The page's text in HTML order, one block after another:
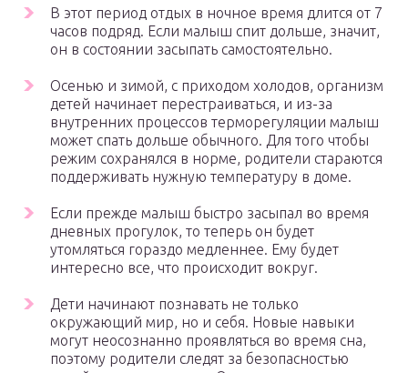
В этот период отдых в ночное время длится от 7
часов подряд. Если малыш спит дольше, значит,
он в состоянии засыпать самостоятельно.
Осенью и зимой, с приходом холодов, организм
детей начинает перестраиваться, и из-за
внутренних процессов терморегуляции малыш
может спать дольше обычного. Для того чтобы
режим сохранялся в норме, родители стараются
поддерживать нужную температуру в доме.
Если прежде малыш быстро засыпал во время
дневных прогулок, то теперь он будет
утомляться гораздо медленнее. Ему будет
интересно все, что происходит вокруг.
Дети начинают познавать не только
окружающий мир, но и себя. Новые навыки
могут неосознанно проявляться во время сна,
поэтому родители следят за безопасностью